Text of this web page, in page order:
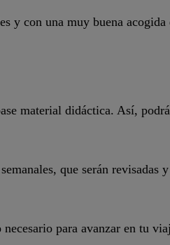
y con una muy buena
material didáctica. Así,
que serán revisadas
para avanzar en tu